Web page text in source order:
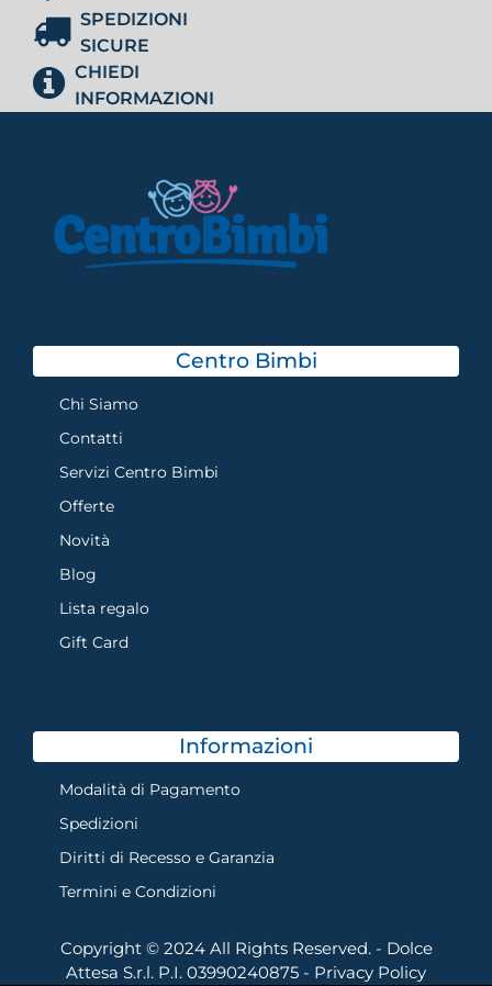
SPEDIZIONI
SICURE
CHIEDI
INFORMAZIONI
Centro Bimbi
Chi Siamo
Contatti
Servizi Centro Bimbi
Offerte
Novità
Blog
Lista regalo
Gift Card
Informazioni
Modalità di Pagamento
Spedizioni
Diritti di Recesso e Garanzia
Termini e Condizioni
Copyright © 2024 All Rights Reserved. - Dolce
Attesa S.r.l. P.I. 03990240875 - Privacy Policy